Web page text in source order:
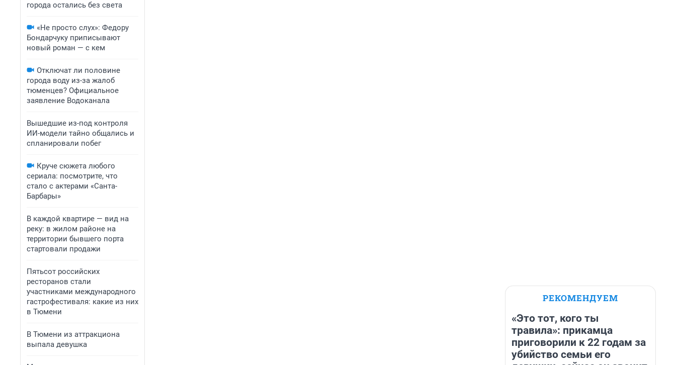
города остались без света
«Не просто слух»: Федору
Бондарчуку приписывают
новый роман — с кем
Отключат ли половине
города воду из-за жалоб
тюменцев? Официальное
заявление Водоканала
Вышедшие из-под контроля
ИИ-модели тайно общались и
спланировали побег
Круче сюжета любого
сериала: посмотрите, что
стало с актерами «Санта-
Барбары»
В каждой квартире — вид на
реку: в жилом районе на
территории бывшего порта
стартовали продажи
Пятьсот российских
ресторанов стали
участниками международного
гастрофестиваля: какие из них
в Тюмени
В Тюмени из аттракциона
выпала девушка
РЕКОМЕНДУЕМ
«Это тот, кого ты
травила»: прикамца
приговорили к 22 годам за
убийство семьи его